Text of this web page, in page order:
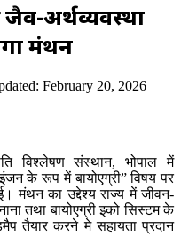
जैव-अर्थव्यवस्था
मंथन
February 20, 2026
विश्लेषण संस्थान, भोपाल में
के रूप में बायोएग्री” विषय पर
मंथन का उद्देश्य राज्य में जीवन-
तथा बायोएग्री इको सिस्टम के
तैयार करने मे सहायता प्रदान